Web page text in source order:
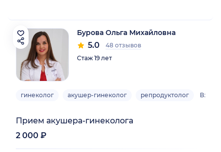
Бурова Ольга Михайловна
5.0
48 отзывов
Стаж 19 лет
гинеколог акушер-гинеколог репродуктолог
Прием акушера-гинеколога
2 000 ₽